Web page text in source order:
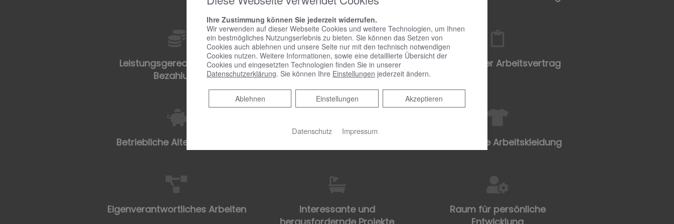
Leistungsgerechte & faire
Bezahlung
Firmenwagen mit moderner
Fahrzeugeinrichtung
Unbefristeter Arbeitsvertrag
Betriebliche Altersvorsorge Hochwertige Arbeitskleidung
Eigenverantwortliches Arbeiten
Interessante und
herausfordernde Projekte
Raum für persönliche
Entwicklung
Ihre Zustimmung können Sie jederzeit widerrufen.
Wir verwenden auf dieser Webseite Cookies und weitere Technologien, um Ihnen
ein bestmögliches Nutzungserlebnis zu bieten. Sie können das Setzen von
Cookies auch ablehnen und unsere Seite nur mit den technisch notwendigen
Cookies nutzen. Weitere Informationen, sowie eine detaillierte Übersicht der
Cookies und eingesetzten Technologien finden Sie in unserer
Datenschutzerklärung. Sie können Ihre Einstellungen jederzeit ändern.
Akzeptieren
Einstellungen
Ablehnen
Ablehnen
Datenschutz Impressum